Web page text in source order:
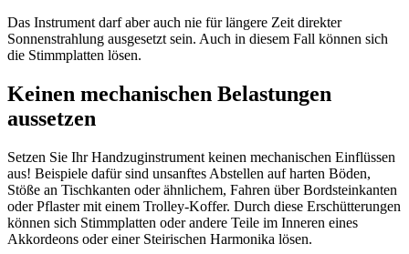
Das Instrument darf aber auch nie für längere Zeit direkter
Sonnenstrahlung ausgesetzt sein. Auch in diesem Fall können sich
die Stimmplatten lösen.
Keinen mechanischen Belastungen
aussetzen
Setzen Sie Ihr Handzuginstrument keinen mechanischen Einflüssen
aus! Beispiele dafür sind unsanftes Abstellen auf harten Böden,
Stöße an Tischkanten oder ähnlichem, Fahren über Bordsteinkanten
oder Pflaster mit einem Trolley-Koffer. Durch diese Erschütterungen
können sich Stimmplatten oder andere Teile im Inneren eines
Akkordeons oder einer Steirischen Harmonika lösen.